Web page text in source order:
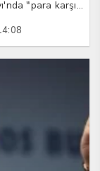
"para karşı...